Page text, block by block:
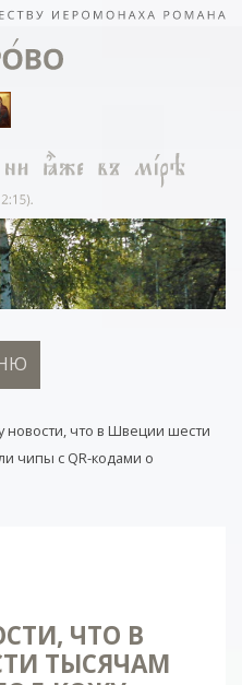
новости, что в Швеции шести
чипы с QR-кодами о
ЧТО В
ТЫСЯЧАМ